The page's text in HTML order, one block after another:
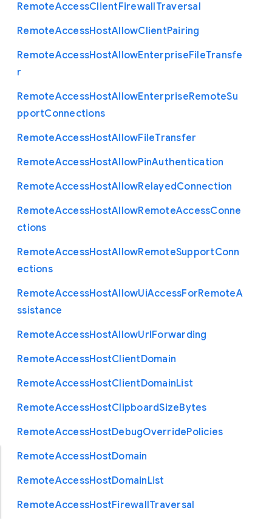
RemoteAccessClientFirewallTraversal
RemoteAccessHostAllowClientPairing
RemoteAccessHostAllowEnterpriseFileTransfe
r
RemoteAccessHostAllowEnterpriseRemoteSu
pportConnections
RemoteAccessHostAllowFileTransfer
RemoteAccessHostAllowPinAuthentication
RemoteAccessHostAllowRelayedConnection
RemoteAccessHostAllowRemoteAccessConne
ctions
RemoteAccessHostAllowRemoteSupportConn
ections
RemoteAccessHostAllowUiAccessForRemoteA
ssistance
RemoteAccessHostAllowUrlForwarding
RemoteAccessHostClientDomain
RemoteAccessHostClientDomainList
RemoteAccessHostClipboardSizeBytes
RemoteAccessHostDebugOverridePolicies
RemoteAccessHostDomain
RemoteAccessHostDomainList
RemoteAccessHostFirewallTraversal